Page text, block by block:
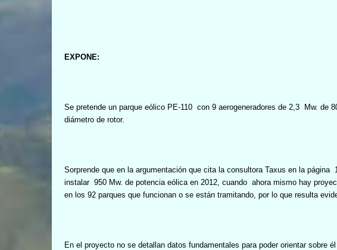
EXPONE:
Se pretende un parque eólico PE-110 con 9 aerogeneradores de 2,3
Mw. de
diámetro de rotor.
Sorprende que en la argumentación que cita la consultora Taxus en la página
instalar 950 Mw. de potencia eólica en 2012, cuando ahora mismo hay
en los 92 parques que funcionan o se están tramitando, por lo que resulta
En el proyecto no se detallan datos fundamentales para poder orientar sobre